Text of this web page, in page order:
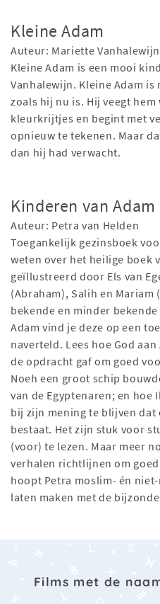
Kleine Adam
Auteur: Mariette Vanhalewijn
Kleine Adam is een mooi
Vanhalewijn. Kleine Adam
zoals hij nu is. Hij veegt hem
kleurkrijtjes en begint met
opnieuw te tekenen. Maar
dan hij had verwacht.
Kinderen van Adam
Auteur: Petra van Helden
Toegankelijk gezinsboek
weten over het heilige boek
geïllustreerd door Els van
(Abraham), Salih en Mariam
bekende en minder
Adam vind je deze op een
naverteld. Lees hoe God
de opdracht gaf om goed
Noeh een groot schip
van de Egyptenaren; en hoe
bij zijn mening te blijven dat
bestaat. Het zijn stuk voor
(voor) te lezen. Maar meer
verhalen richtlijnen om
hoopt Petra moslim- én
laten maken met de
Films met de